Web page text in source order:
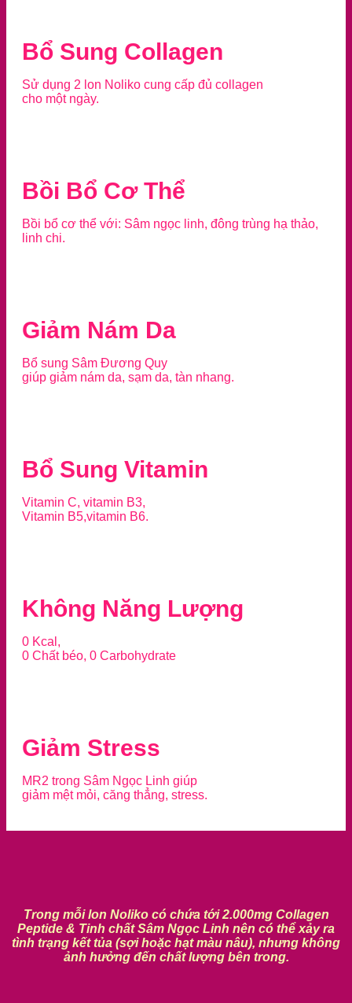
Bổ Sung Collagen
Sử dụng 2 lon Noliko cung cấp đủ collagen
cho một ngày.
Bồi Bổ Cơ Thể
Bồi bổ cơ thể với: Sâm ngọc linh, đông trùng hạ thảo,
linh chi.
Giảm Nám Da
Bổ sung Sâm Đương Quy
giúp giảm nám da, sạm da, tàn nhang.
Bổ Sung Vitamin
Vitamin C, vitamin B3,
Vitamin B5,vitamin B6.
Không Năng Lượng
0 Kcal,
0 Chất béo, 0 Carbohydrate
Giảm Stress
MR2 trong Sâm Ngọc Linh giúp
giảm mệt mỏi, căng thẳng, stress.
Trong mỗi lon Noliko có chứa tới 2.000mg Collagen
Peptide & Tinh chất Sâm Ngọc Linh nên có thể xảy ra
tình trạng kết tủa (sợi hoặc hạt màu nâu), nhưng không
ảnh hưởng đến chất lượng bên trong.